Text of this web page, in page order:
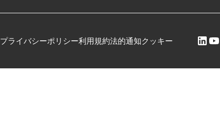
プライバシーポリシー利用規約法的通知クッキー